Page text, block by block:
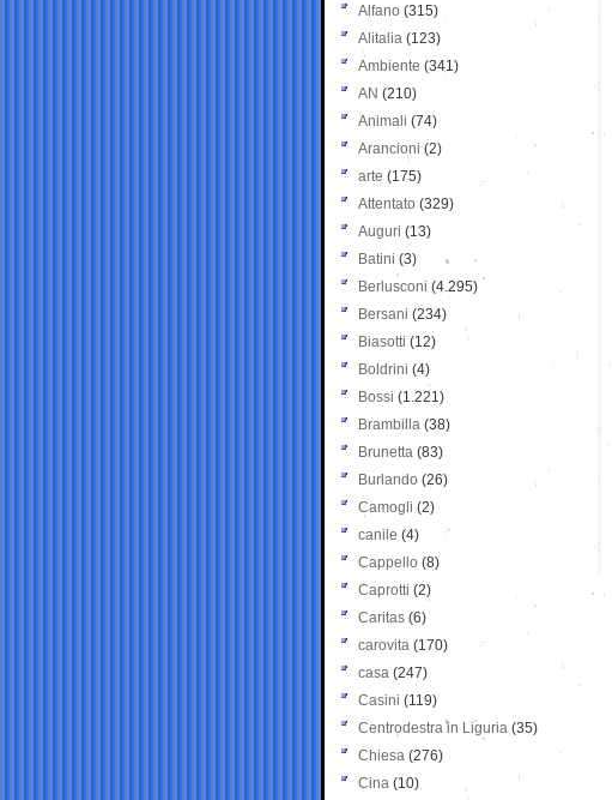
Alfano (315)
Alitalia (123)
Ambiente (341)
AN (210)
Animali (74)
Arancioni (2)
arte (175)
Attentato (329)
Auguri (13)
Batini (3)
Berlusconi (4.295)
Bersani (234)
Biasotti (12)
Boldrini (4)
Bossi (1.221)
Brambilla (38)
Brunetta (83)
Burlando (26)
Camogli (2)
canile (4)
Cappello (8)
Caprotti (2)
Caritas (6)
carovita (170)
casa (247)
Casini (119)
Centrodestra in Liguria (35)
Chiesa (276)
Cina (10)